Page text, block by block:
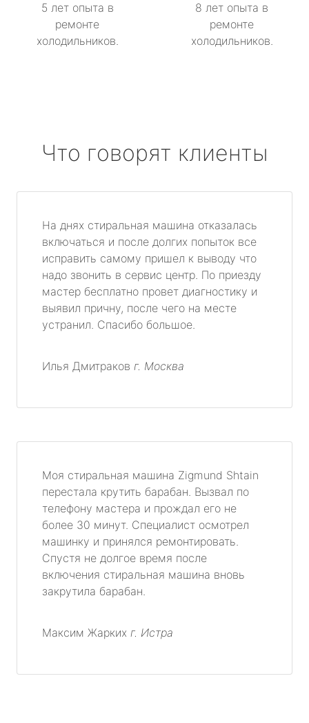
5 лет опыта в
ремонте
холодильников.
8 лет опыта в
ремонте
холодильников.
Что говорят клиенты
На днях стиральная машина отказалась
включаться и после долгих попыток все
исправить самому пришел к выводу что
надо звонить в сервис центр. По приезду
мастер бесплатно провет диагностику и
выявил причну, после чего на месте
устранил. Спасибо большое.
Илья Дмитраков г. Москва
Моя стиральная машина Zigmund Shtain
перестала крутить барабан. Вызвал по
телефону мастера и прождал его не
более 30 минут. Специалист осмотрел
машинку и принялся ремонтировать.
Спустя не долгое время после
включения стиральная машина вновь
закрутила барабан.
Максим Жарких г. Истра